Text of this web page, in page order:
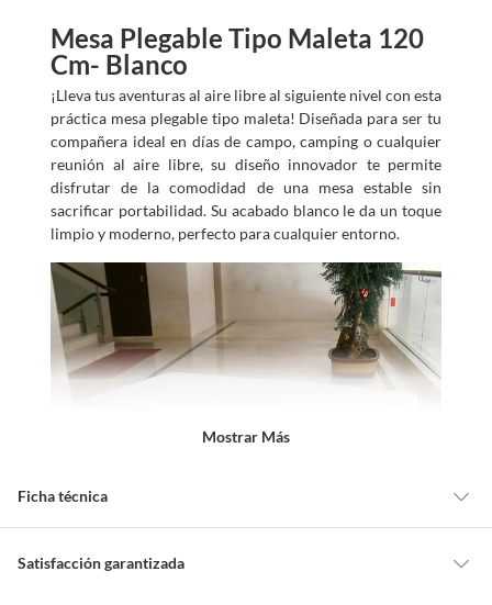
Mesa Plegable Tipo Maleta 120
Cm- Blanco
¡Lleva tus aventuras al aire libre al siguiente nivel con esta
práctica mesa plegable tipo maleta! Diseñada para ser tu
compañera ideal en días de campo, camping o cualquier
reunión al aire libre, su diseño innovador te permite
disfrutar de la comodidad de una mesa estable sin
sacrificar portabilidad. Su acabado blanco le da un toque
limpio y moderno, perfecto para cualquier entorno.
Mostrar Más
Ficha técnica
Alto
Satisfacción garantizada